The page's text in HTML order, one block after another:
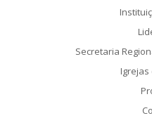
Secretaria
Igrejas